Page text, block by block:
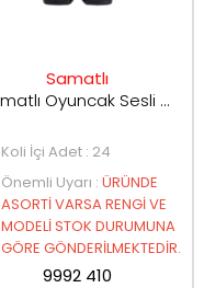
Samatlı
Samatlı Oyuncak Sesli ve Işıklı Yürüyen Robot 333-11/12/13
Koli İçi Adet : 24
Önemli Uyarı : ÜRÜNDE
ASORTİ VARSA RENGİ VE
MODELİ STOK DURUMUNA
GÖRE GÖNDERİLMEKTEDİR.
9992 410